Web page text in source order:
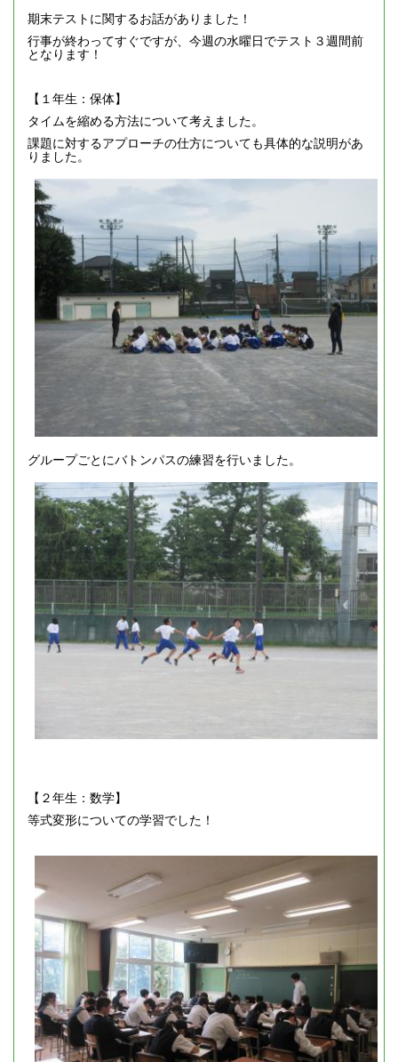
期末テストに関するお話がありました！
行事が終わってすぐですが、今週の水曜日でテスト３週間前
となります！
【１年生：保体】
タイムを縮める方法について考えました。
課題に対するアプローチの仕方についても具体的な説明があ
りました。
グループごとにバトンパスの練習を行いました。
【２年生：数学】
等式変形についての学習でした！